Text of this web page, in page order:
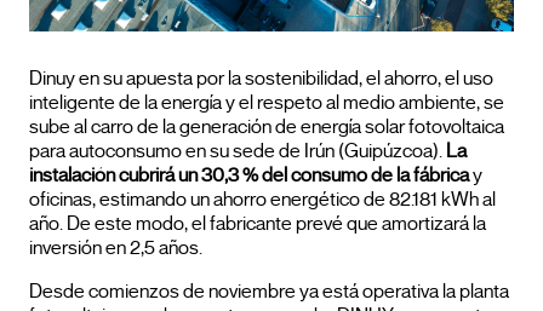
Dinuy en su apuesta por la sostenibilidad, el ahorro, el uso
inteligente de la energía y el respeto al medio ambiente, se
sube al carro de la generación de energía solar fotovoltaica
para autoconsumo en su sede de Irún (Guipúzcoa). La
instalación cubrirá un 30,3 % del consumo de la fábricay
oficinas, estimando un ahorro energético de 82.181 kWh al
año. De este modo, el fabricante prevé que amortizará la
inversión en 2,5 años.
Desde comienzos de noviembre ya está operativa la planta